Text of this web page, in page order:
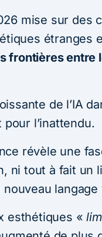
mise sur des
étranges
frontières entre
de l’IA
l’inattendu.
révèle une
ni tout à fait un
langage
esthétiques «